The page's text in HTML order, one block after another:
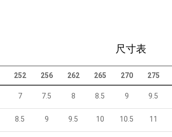
尺寸表
252 256 262 265 270 275
7 7.5 8 8.5 9 9.5
8.5 9 9.5 10 10.5 11